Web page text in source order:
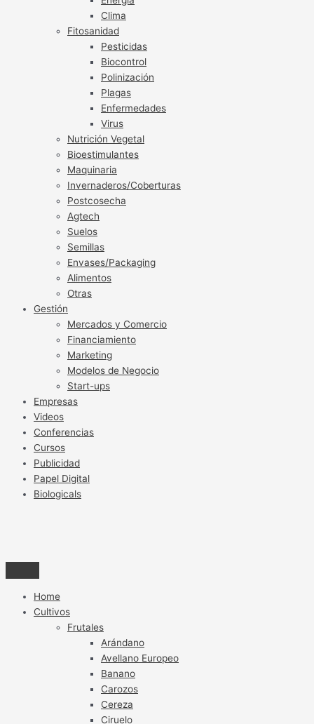
Clima
Fitosanidad
Pesticidas
Biocontrol
Polinización
Plagas
Enfermedades
Virus
Nutrición Vegetal
Bioestimulantes
Maquinaria
Invernaderos/Coberturas
Postcosecha
Agtech
Suelos
Semillas
Envases/Packaging
Alimentos
Otras
Gestión
Mercados y Comercio
Financiamiento
Marketing
Modelos de Negocio
Start-ups
Empresas
Videos
Conferencias
Cursos
Publicidad
Papel Digital
Biologicals
Home
Cultivos
Frutales
Arándano
Avellano Europeo
Banano
Carozos
Cereza
Ciruelo